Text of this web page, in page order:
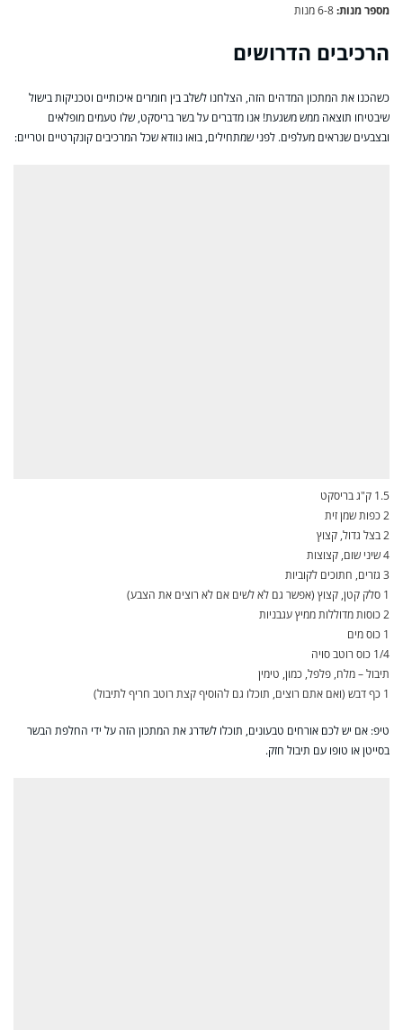
מספר מנות:
הרכיבים הדרושים
כשהכנו את המתכון המדהים הזה, הצלחנו לשלב בין חומרים איכותיים וטכניקות בישול
שיבטיחו תוצאה ממש משגעת! אנו מדברים על בשר בריסקט, שלו טעמים מופלאים
ובצבעים שנראים מעלפים. לפני שמתחילים, בואו נוודא שכל המרכיבים קונקרטיים וטריים:
1.5 ק"ג בריסקט
2 כפות שמן זית
2 בצל גדול, קצוץ
4 שיני שום, קצוצות
3 גזרים, חתוכים לקוביות
1 סלק קטן, קצוץ (אפשר גם לא לשים אם לא רוצים את הצבע)
2 כוסות מדוללות ממיץ עגבניות
1 כוס מים
1/4 כוס רוטב סויה
תיבול – מלח, פלפל, כמון, טימין
1 כף דבש (ואם אתם רוצים, תוכלו גם להוסיף קצת רוטב חריף לתיבול)
טיפ: אם יש לכם אורחים טבעונים, תוכלו לשדרג את המתכון הזה על ידי החלפת הבשר
בסייטן או טופו עם תיבול חזק.